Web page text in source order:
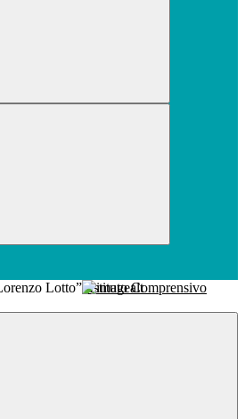
Istituto Comprensivo